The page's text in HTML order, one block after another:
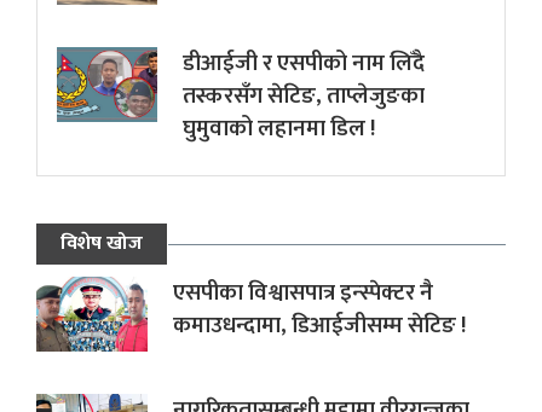
डीआईजी र एसपीको नाम लिँदै
तस्करसँग सेटिङ, ताप्लेजुङका
घुमुवाको लहानमा डिल !
विशेष खोज
एसपीका विश्वासपात्र इन्स्पेक्टर नै
कमाउधन्दामा, डिआईजीसम्म सेटिङ !